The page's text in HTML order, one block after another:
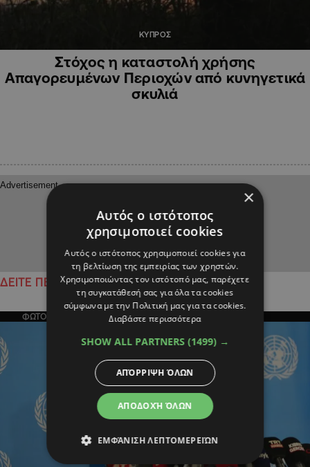
ΚΥΠΡΟΣ
Στόχος η καταστολή χρήσης
Απαγορευμένων Περιοχών από κυνηγετικά
σκυλιά
ΔΕΙΤΕ ΠΕΡΙΣΣΟΤΕΡΑ
ΦΩΤΟΓΡΑΦΙΑ ΤΗΣ ΗΜΕΡΑΣ
×
Αυτός ο ιστότοπος
χρησιμοποιεί cookies
Αυτός ο ιστότοπος χρησιμοποιεί cookies για
τη βελτίωση της εμπειρίας των χρηστών.
Χρησιμοποιώντας τον ιστότοπό μας, παρέχετε
τη συγκατάθεσή σας για όλα τα cookies
σύμφωνα με την Πολιτική μας για τα cookies.
Διαβάστε περισσότερα
SHOW ALL PARTNERS (1499) →
ΑΠΟΔΟΧΉ ΌΛΩΝ
ΑΠΌΡΡΙΨΗ ΌΛΩΝ
ΕΜΦΆΝΙΣΗ ΛΕΠΤΟΜΕΡΕΙΏΝ